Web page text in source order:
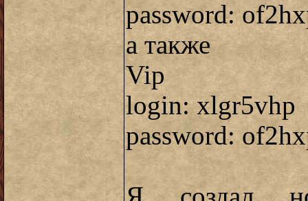
password:
а также
Vip
login: xlgr5vhp
password: